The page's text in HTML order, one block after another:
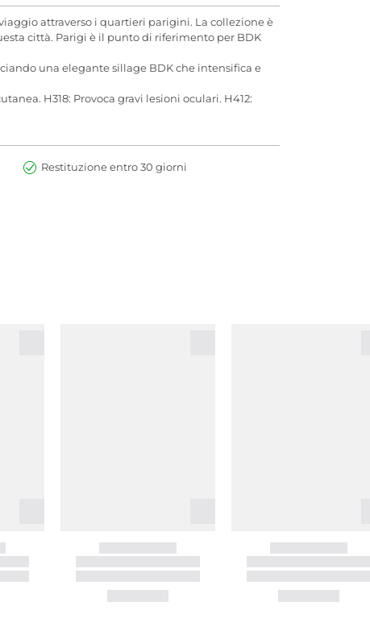
attraverso i quartieri parigini. La collezione è
città. Parigi è il punto di riferimento per BDK
una elegante sillage BDK che intensifica e
H318: Provoca gravi lesioni oculari. H412:
Restituzione entro 30 giorni